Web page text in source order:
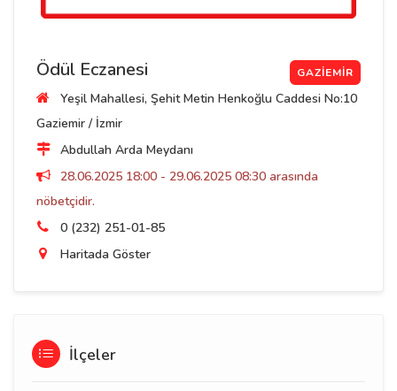
Ödül Eczanesi GAZIEMIR
Yeşil Mahallesi, Şehit Metin Henkoğlu Caddesi No:10
Gaziemir / İzmir
Abdullah Arda Meydanı
28.06.2025 18:00 - 29.06.2025 08:30 arasında
nöbetçidir.
0 (232) 251-01-85
Haritada Göster
İlçeler